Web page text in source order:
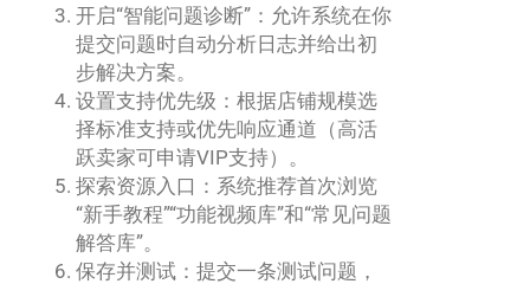
开启“智能问题诊断”：允许系统在你
提交问题时自动分析日志并给出初
步解决方案。
设置支持优先级：根据店铺规模选
择标准支持或优先响应通道（高活
跃卖家可申请VIP支持）。
探索资源入口：系统推荐首次浏览
“新手教程”“功能视频库”和“常见问题
解答库”。
保存并测试：提交一条测试问题，